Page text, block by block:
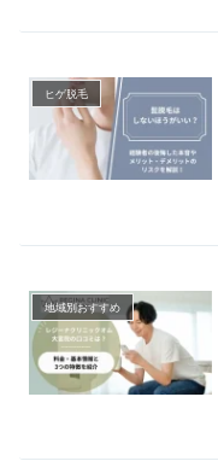
ヒゲ脱毛
地域別おすすめ